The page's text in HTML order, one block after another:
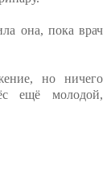
она, пока врач
но ничего
ещё молодой,